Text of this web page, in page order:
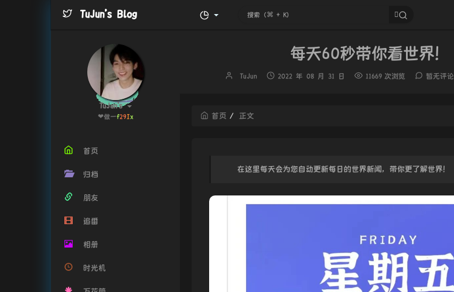
TuJun's Blog
TuJun's
❤做一个sf{Vh
首页
归档
朋友
追番
相册
时光机
每天60秒带你看世界！
博TuJun
发
2022 年 08 月 31 日 11669 次浏览 暂无评论
首页 正文
在这里每天会为您自动更新每日的世界新闻，带你更了解世界！